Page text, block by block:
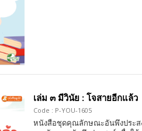
เล่ม ๓ มีวินัย : โจสายอีกแล้ว
Code : P-YOU-1605
หนังสือชุดคุณลักษณะอันพึงประส